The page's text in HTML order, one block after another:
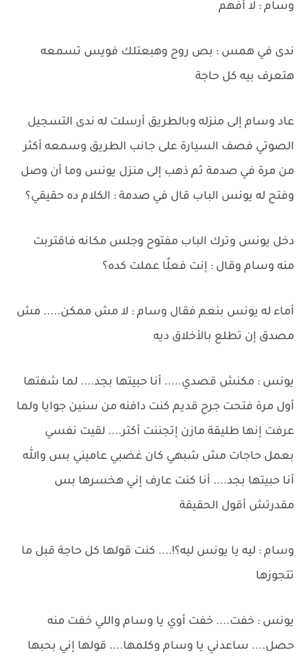
وسام : لا أفهم
ندى في همس : بص روح وهبعتلك فويس تسمعه
هتعرف بيه كل حاجة
عاد وسام إلى منزله وبالطريق أرسلت له ندى التسجيل
الصوتي فصف السيارة على جانب الطريق وسمعه أكثر
من مرة في صدمة ثم ذهب إلى منزل يونس وما أن وصل
وفتح له يونس الباب قال في صدمة : الكلام ده حقيقي؟
دخل يونس وترك الباب مفتوح وجلس مكانه فاقتربت
منه وسام وقال : إنت فعلًا عملت كده؟
أماء له يونس بنعم فقال وسام : لا مش ممكن..... مش
مصدق إن تطلع بالأخلاق ديه
يونس : مكنش قصدي..... أنا حبيتها بجد.... لما شفتها
أول مرة فتحت جرح قديم كنت دافنه من سنين جوايا ولما
عرفت إنها طليقة مازن إتجننت أكتر.... لقيت نفسي
بعمل حاجات مش شبهي كان غضبي عاميني بس والله
أنا حبيتها بجد.... أنا كنت عارف إني هخسرها بس
مقدرتش أقول الحقيقة
وسام : ليه يا يونس ليه؟!.... كنت قولها كل حاجة قبل ما
تتجوزها
يونس : خفت.... خفت أوي يا وسام واللي خفت منه
حصل.... ساعدني يا وسام وكلمها.... قولها إني بحبها